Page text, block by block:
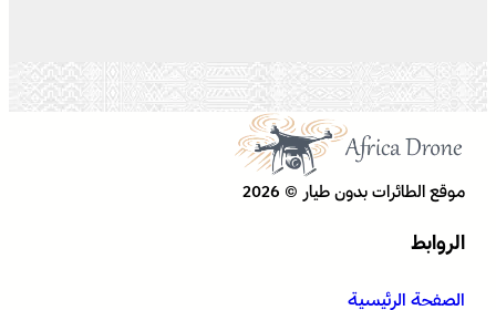
موقع الطائرات بدون طيار © 2026
الروابط
الصفحة الرئيسية